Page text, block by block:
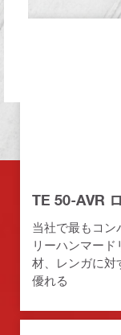
TE 50-AVR
当社で最もコン
リーハンマー
材、レンガに対
優れる